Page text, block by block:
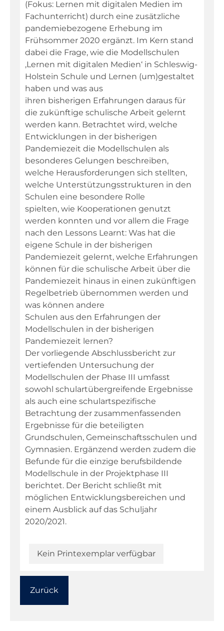
(Fokus: Lernen mit digitalen Medien im
Fachunterricht) durch eine zusätzliche
pandemiebezogene Erhebung im
Frühsommer 2020 ergänzt. Im Kern stand
dabei die Frage, wie die Modellschulen
‚Lernen mit digitalen Medien‘ in Schleswig-
Holstein Schule und Lernen (um)gestaltet
haben und was aus
ihren bisherigen Erfahrungen daraus für
die zukünftige schulische Arbeit gelernt
werden kann. Betrachtet wird, welche
Entwicklungen in der bisherigen
Pandemiezeit die Modellschulen als
besonderes Gelungen beschreiben,
welche Herausforderungen sich stellten,
welche Unterstützungsstrukturen in den
Schulen eine besondere Rolle
spielten, wie Kooperationen genutzt
werden konnten und vor allem die Frage
nach den Lessons Learnt: Was hat die
eigene Schule in der bisherigen
Pandemiezeit gelernt, welche Erfahrungen
können für die schulische Arbeit über die
Pandemiezeit hinaus in einen zukünftigen
Regelbetrieb übernommen werden und
was können andere
Schulen aus den Erfahrungen der
Modellschulen in der bisherigen
Pandemiezeit lernen?
Der vorliegende Abschlussbericht zur
vertiefenden Untersuchung der
Modellschulen der Phase III umfasst
sowohl schulartübergreifende Ergebnisse
als auch eine schulartspezifische
Betrachtung der zusammenfassenden
Ergebnisse für die beteiligten
Grundschulen, Gemeinschaftsschulen und
Gymnasien. Ergänzend werden zudem die
Befunde für die einzige berufsbildende
Modellschule in der Projektphase III
berichtet. Der Bericht schließt mit
möglichen Entwicklungsbereichen und
einem Ausblick auf das Schuljahr
2020/2021.
Kein Printexemplar verfügbar
Zurück